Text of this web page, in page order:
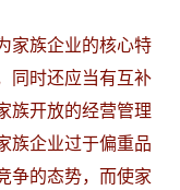
家族企业的核心特
同时还应当有互补
族开放的经营管理
族企业过于偏重品
争的态势，而使家